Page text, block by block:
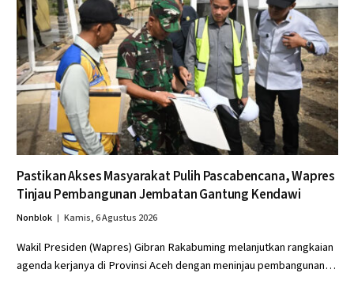
Pastikan Akses Masyarakat Pulih Pascabencana, Wapres
Tinjau Pembangunan Jembatan Gantung Kendawi
Nonblok Kamis, 6 Agustus 2026
Wakil Presiden (Wapres) Gibran Rakabuming melanjutkan rangkaian
agenda kerjanya di Provinsi Aceh dengan meninjau pembangunan…